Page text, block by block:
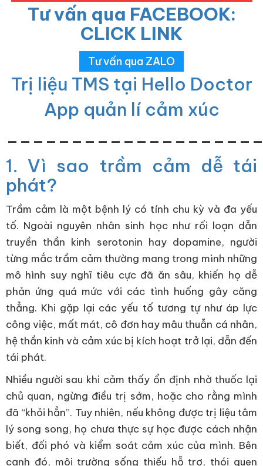
Tư vấn qua FACEBOOK:
CLICK LINK
Tư vấn qua ZALO
Trị liệu TMS tại Hello Doctor
App quản lí cảm xúc
1. Vì sao trầm cảm dễ tái
phát?
Trầm cảm là một bệnh lý có tính chu kỳ và đa yếu
tố. Ngoài nguyên nhân sinh học như rối loạn dẫn
truyền thần kinh serotonin hay dopamine, người
từng mắc trầm cảm thường mang trong mình những
mô hình suy nghĩ tiêu cực đã ăn sâu, khiến họ dễ
phản ứng quá mức với các tình huống gây căng
thẳng. Khi gặp lại các yếu tố tương tự như áp lực
công việc, mất mát, cô đơn hay mâu thuẫn cá nhân,
hệ thần kinh và cảm xúc bị kích hoạt trở lại, dẫn đến
tái phát.
Nhiều người sau khi cảm thấy ổn định nhờ thuốc lại
chủ quan, ngừng điều trị sớm, hoặc cho rằng mình
đã “khỏi hẳn”. Tuy nhiên, nếu không được trị liệu tâm
lý song song, họ chưa thực sự học được cách nhận
biết, đối phó và kiểm soát cảm xúc của mình. Bên
cạnh đó, môi trường sống thiếu hỗ trợ, thói quen